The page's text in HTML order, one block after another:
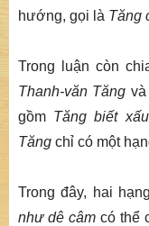
hướng, gọi là Tăng
Trong luận còn
Thanh-văn Tăng
gồm Tăng biết
Tăng chỉ có một
Trong đây, hai
như dê câmcó thể